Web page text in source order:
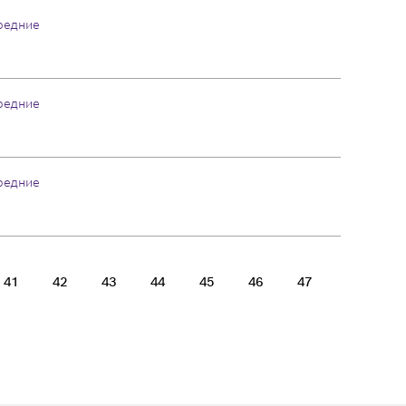
41 42 43 44 45 46 47